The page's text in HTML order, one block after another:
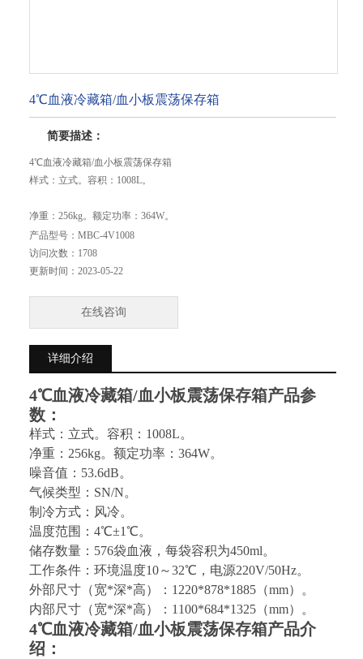
4℃血液冷藏箱/血小板震荡保存箱
简要描述：
4℃血液冷藏箱/血小板震荡保存箱
样式：立式。容积：1008L。
净重：256kg。额定功率：364W。
噪音值：53.6dB。
温度范围：4℃±1℃。
储存数量：576袋血液，每袋容积为450ml。
工作条件：环境温度10～32℃，电源220V/50Hz。
外部尺寸（宽*深*高）：1220*878*1885（mm）。
产品型号： MBC-4V1008
访问次数： 1708
更新时间： 2023-05-22
在线咨询
详细介绍
4℃血液冷藏箱/血小板震荡保存箱产品参
数：
样式：立式。 容积： 1008L。
净重： 256kg。 额定功率： 364W。
噪音值： 53.6dB。
气候类型： SN/N。
制冷方式：风冷。
温度范围： 4℃±1℃。
储存数量： 576袋血液，每袋容积为450ml。
工作条件：环境温度10～32℃，电源220V/50Hz。
外部尺寸（宽*深*高）：1220*878*1885（mm）。
内部尺寸（宽*深*高）：1100*684*1325（mm）。
4℃血液冷藏箱/血小板震荡保存箱产品介
绍：